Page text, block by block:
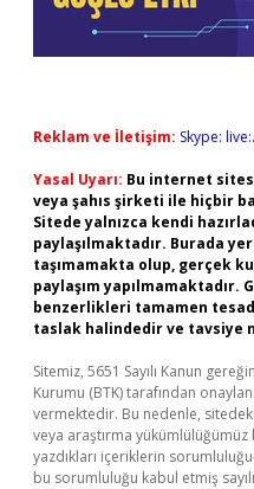
Reklam ve İletişim: Skype:
Yasal Uyarı: Bu internet
veya şahıs şirketi ile hiçbir
Sitede yalnızca kendi
paylaşılmaktadır. Burada
taşımamakta olup, gerçek
paylaşım
benzerlikleri tamamen
taslak halindedir ve tavsiye
Sitemiz, 5651 Sayılı Kanun
Kurumu (BTK) tarafından
vermektedir. Bu nedenle,
veya araştırma
yazdıkları içeriklerin
bu sorumluluğu kabul etmiş